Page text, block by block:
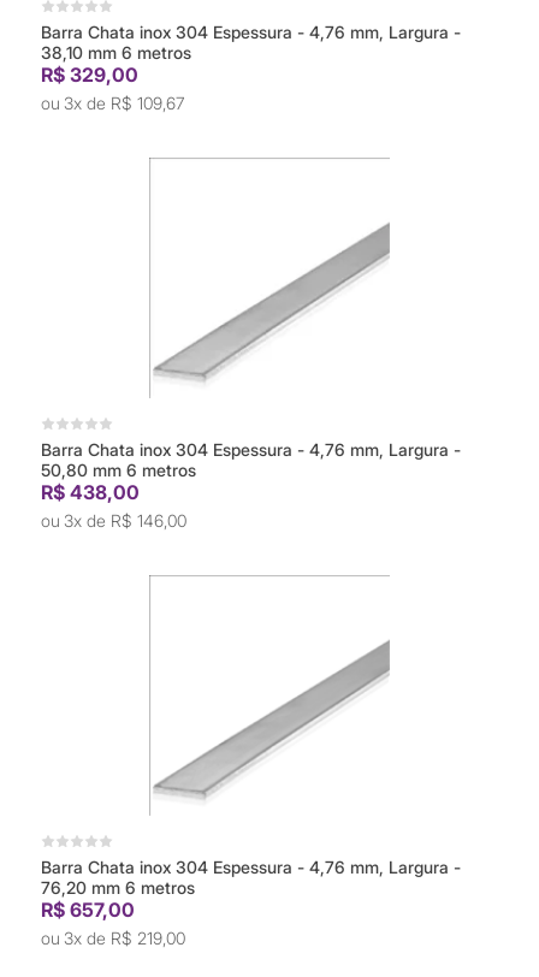
Barra Chata inox 304 Espessura - 4,76 mm, Largura -
38,10 mm 6 metros
R$ 329,00
3x de R$ 109,67
Barra Chata inox 304 Espessura - 4,76 mm, Largura -
50,80 mm 6 metros
R$ 438,00
3x de R$ 146,00
Barra Chata inox 304 Espessura - 4,76 mm, Largura -
76,20 mm 6 metros
R$ 657,00
3x de R$ 219,00